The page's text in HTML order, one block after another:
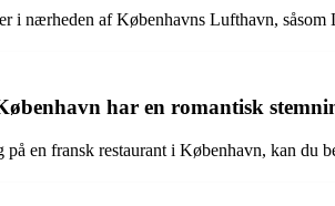
i nærheden af Københavns Lufthavn, såsom
har en romantisk
en fransk restaurant i København, kan du